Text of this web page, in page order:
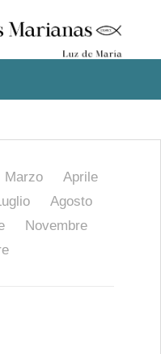
Marzo
Aprile
Agosto
Novembre